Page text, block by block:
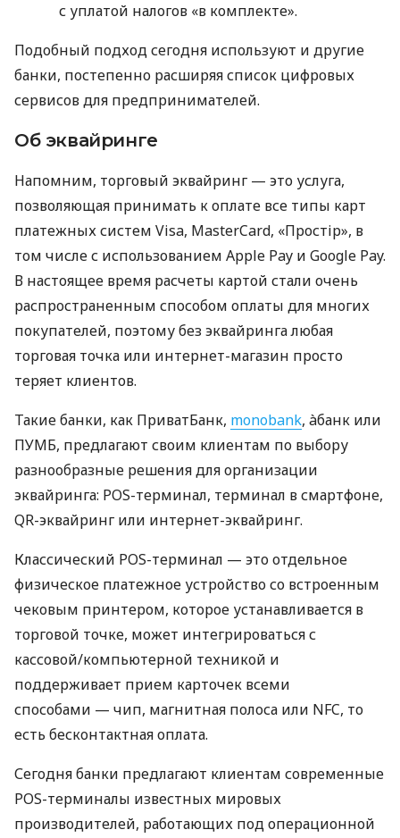
с уплатой налогов «в комплекте».
Подобный подход сегодня используют и другие
банки, постепенно расширяя список цифровых
сервисов для предпринимателей.
Об эквайринге
Напомним, торговый эквайринг — это услуга,
позволяющая принимать к оплате все типы карт
платежных систем Visa, MasterCard, «Простір», в
том числе с использованием Apple Pay и Google Pay.
В настоящее время расчеты картой стали очень
распространенным способом оплаты для многих
покупателей, поэтому без эквайринга любая
торговая точка или интернет-магазин просто
теряет клиентов.
Такие банки, как ПриватБанк, monobank, àбанк или
ПУМБ, предлагают своим клиентам по выбору
разнообразные решения для организации
эквайринга: POS-терминал, терминал в смартфоне,
QR-эквайринг или интернет-эквайринг.
Классический POS-терминал — это отдельное
физическое платежное устройство со встроенным
чековым принтером, которое устанавливается в
торговой точке, может интегрироваться с
кассовой/компьютерной техникой и
поддерживает прием карточек всеми
способами — чип, магнитная полоса или NFC, то
есть бесконтактная оплата.
Сегодня банки предлагают клиентам современные
POS-терминалы известных мировых
производителей, работающих под операционной